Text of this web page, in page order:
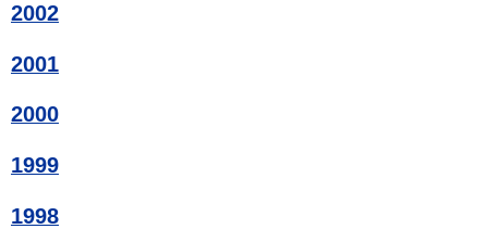
2002
2001
2000
1999
1998